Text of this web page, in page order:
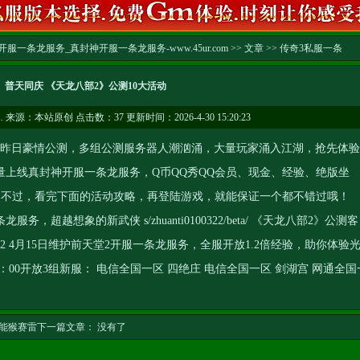
服一条龙服务_真封神开服一条龙服务-www.45ur.com >> 文章 >> 传奇3私服一条
普天同庆 《天龙八部2》公测10大活动
来源：本站原创 点击数： 37 更新时间：2026-4-30 15:20:23
豪情公测，多组公测服务器人潮汹涌，大量玩家涌入江湖，抢先体验
上线真封神开服一条龙服务 ，Q币QQ秀QQ会员、现金、经验、绝版坐
过，看完下面的活动攻略，再登陆游戏，就能保证一个都不错过哦！
龙服务 ，超越想象的新武侠 s/zhuanti0100322/beta/ 《天龙八部2》公测客
4月15日维护前天堂2开服一条龙服务 ，全服开放1.2倍经验，助你体验光
00开放3组新服： 电信全国一区 四绝庄 电信全国一区 剑湖宫 网通全国
猴赛雷下一篇文章： 没有了